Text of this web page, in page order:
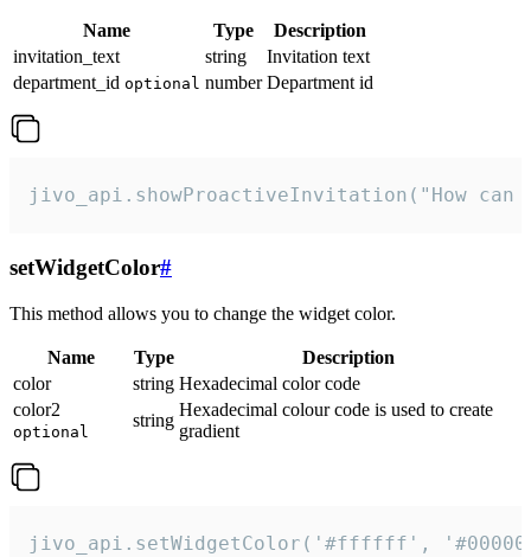
Name Type
Description
invitation_text
string
Invitation text
department_id optional number Department id
jivo_api.showProactiveInvitation("How
setWidgetColor#
This method allows you to change the widget color.
Name Type
Description
color
string Hexadecimal color code
color2
optional
string
Hexadecimal colour code is used to create
gradient
jivo_api.setWidgetColor('#ffffff',